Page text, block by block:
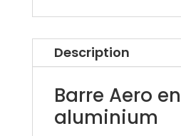
Description
Barre Aero en
aluminium